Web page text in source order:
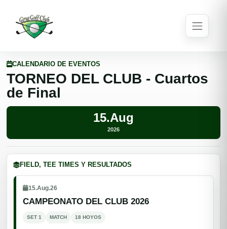
CALENDARIO DE EVENTOS
TORNEO DEL CLUB - Cuartos
de Final
15.Aug
2026
FIELD, TEE TIMES Y RESULTADOS
15.Aug.26
CAMPEONATO DEL CLUB 2026
SET 1 MATCH 18 HOYOS